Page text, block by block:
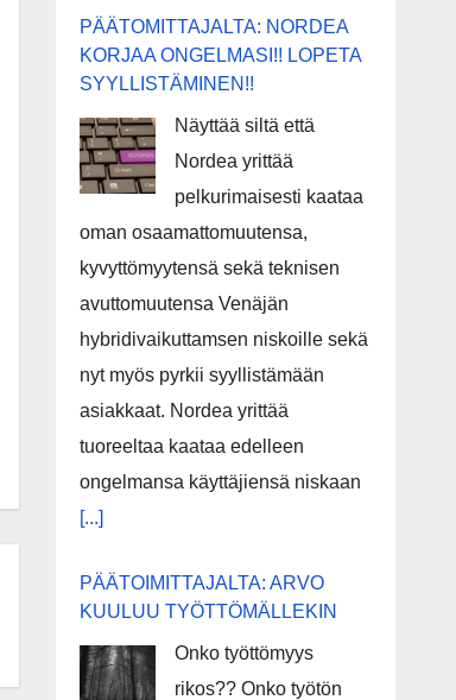
PÄÄTOMITTAJALTA: NORDEA
KORJAA ONGELMASI!! LOPETA
SYYLLISTÄMINEN!!
Näyttää siltä että
Nordea yrittää
pelkurimaisesti kaataa
oman osaamattomuutensa,
kyvyttömyytensä sekä teknisen
avuttomuutensa Venäjän
hybridivaikuttamsen niskoille sekä
nyt myös pyrkii syyllistämään
asiakkaat. Nordea yrittää
tuoreeltaa kaataa edelleen
ongelmansa käyttäjiensä niskaan
[...]
PÄÄTOIMITTAJALTA: ARVO
KUULUU TYÖTTÖMÄLLEKIN
Onko työttömyys
rikos?? Onko työtön